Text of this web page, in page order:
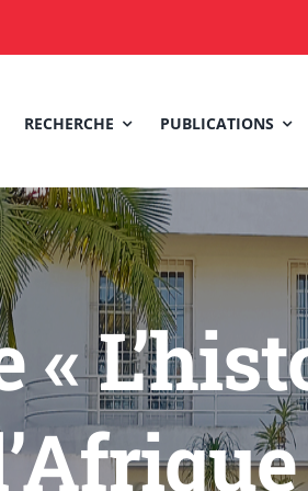
RECHERCHE PUBLICATIONS
«